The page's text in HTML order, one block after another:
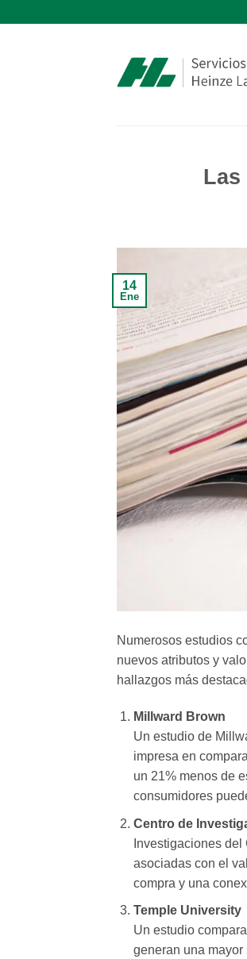
14
Ene
Numerosos estudios
nuevos atributos y
hallazgos más
Millward Brown
Un estudio de
impresa en
un 21% menos de
consumidores
Centro de
Investigaciones
asociadas con el
compra y una
Temple University
Un estudio
generan una